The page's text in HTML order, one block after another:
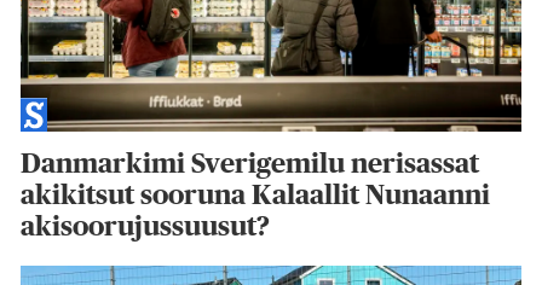
Danmarkimi Sverigemilu nerisassat
akikitsut sooruna Kalaallit Nunaanni
akisoorujussuusut?